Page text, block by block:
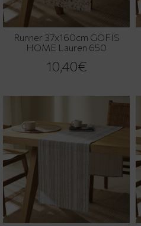
Runner 37x160cm GOFIS
HOME Lauren 650
10,40€